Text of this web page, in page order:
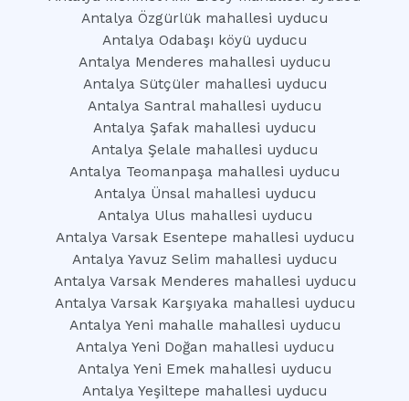
Antalya Özgürlük mahallesi uyducu
Antalya Odabaşı köyü uyducu
Antalya Menderes mahallesi uyducu
Antalya Sütçüler mahallesi uyducu
Antalya Santral mahallesi uyducu
Antalya Şafak mahallesi uyducu
Antalya Şelale mahallesi uyducu
Antalya Teomanpaşa mahallesi uyducu
Antalya Ünsal mahallesi uyducu
Antalya Ulus mahallesi uyducu
Antalya Varsak Esentepe mahallesi uyducu
Antalya Yavuz Selim mahallesi uyducu
Antalya Varsak Menderes mahallesi uyducu
Antalya Varsak Karşıyaka mahallesi uyducu
Antalya Yeni mahalle mahallesi uyducu
Antalya Yeni Doğan mahallesi uyducu
Antalya Yeni Emek mahallesi uyducu
Antalya Yeşiltepe mahallesi uyducu